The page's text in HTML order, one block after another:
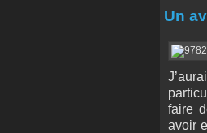
Un
faire
avoir